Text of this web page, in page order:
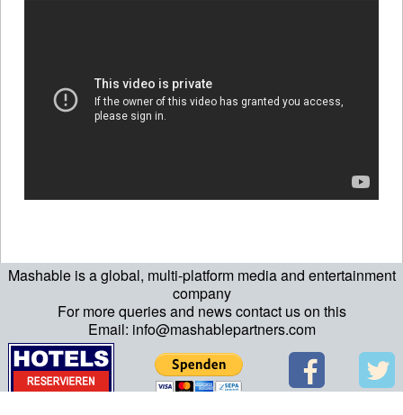
Mashable is a global, multi-platform media and entertainment
company
For more queries and news contact us on this
Email: info@mashablepartners.com